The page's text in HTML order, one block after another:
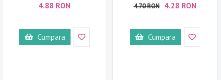
4.88 RON
Cumpara
4.70 RON 4.28 RON
Cumpara